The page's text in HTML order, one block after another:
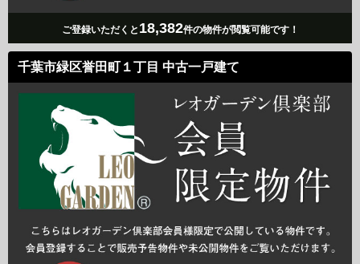
ご登録いただくと 18,382件の物件が閲覧可能です！
千葉市緑区誉田町１丁目 中古一戸建て